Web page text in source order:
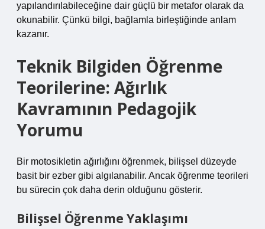
yapılandırılabileceğine dair güçlü bir metafor olarak da
okunabilir. Çünkü bilgi, bağlamla birleştiğinde anlam
kazanır.
Teknik Bilgiden Öğrenme
Teorilerine: Ağırlık
Kavramının Pedagojik
Yorumu
Bir motosikletin ağırlığını öğrenmek, bilişsel düzeyde
basit bir ezber gibi algılanabilir. Ancak öğrenme teorileri
bu sürecin çok daha derin olduğunu gösterir.
Bilişsel Öğrenme Yaklaşımı